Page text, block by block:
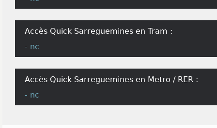
Accès Quick Sarreguemines en Tram :
- nc
Accès Quick Sarreguemines en Metro / RER :
- nc